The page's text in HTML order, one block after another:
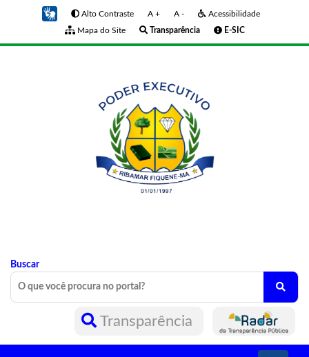
Alto Contraste A + A -
Acessibilidade
Mapa do Site
Transparência E-SIC
Buscar
Transparência